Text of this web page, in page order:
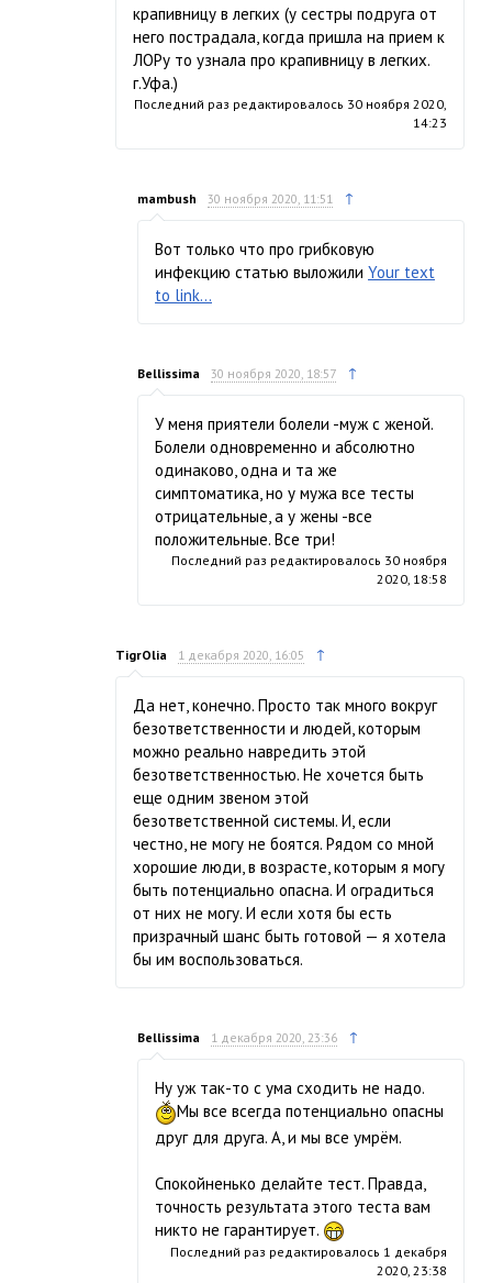
крапивницу в легких (у сестры подруга от
него пострадала, когда пришла на прием к
ЛОРу то узнала про крапивницу в легких.
г.Уфа.)
Последний раз редактировалось 30 ноября 2020,
14:23
mambush 30 ноября 2020, 11:51 ↑
Вот только что про грибковую
инфекцию статью выложили Your text
to link...
Bellissima 30 ноября 2020, 18:57 ↑
У меня приятели болели -муж с женой.
Болели одновременно и абсолютно
одинаково, одна и та же
симптоматика, но у мужа все тесты
отрицательные, а у жены -все
положительные. Все три!
Последний раз редактировалось 30 ноября
2020, 18:58
TigrOlia 1 декабря 2020, 16:05 ↑
Да нет, конечно. Просто так много вокруг
безответственности и людей, которым
можно реально навредить этой
безответственностью. Не хочется быть
еще одним звеном этой
безответственной системы. И, если
честно, не могу не боятся. Рядом со мной
хорошие люди, в возрасте, которым я могу
быть потенциально опасна. И оградиться
от них не могу. И если хотя бы есть
призрачный шанс быть готовой — я хотела
бы им воспользоваться.
Bellissima 1 декабря 2020, 23:36 ↑
Ну уж так-то с ума сходить не надо.
Мы все всегда потенциально опасны
друг для друга. А, и мы все умрём.
Спокойненько делайте тест. Правда,
точность результата этого теста вам
никто не гарантирует.
Последний раз редактировалось 1 декабря
2020, 23:38